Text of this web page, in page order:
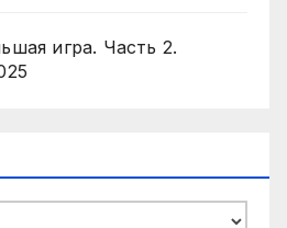
игра. Часть 2.